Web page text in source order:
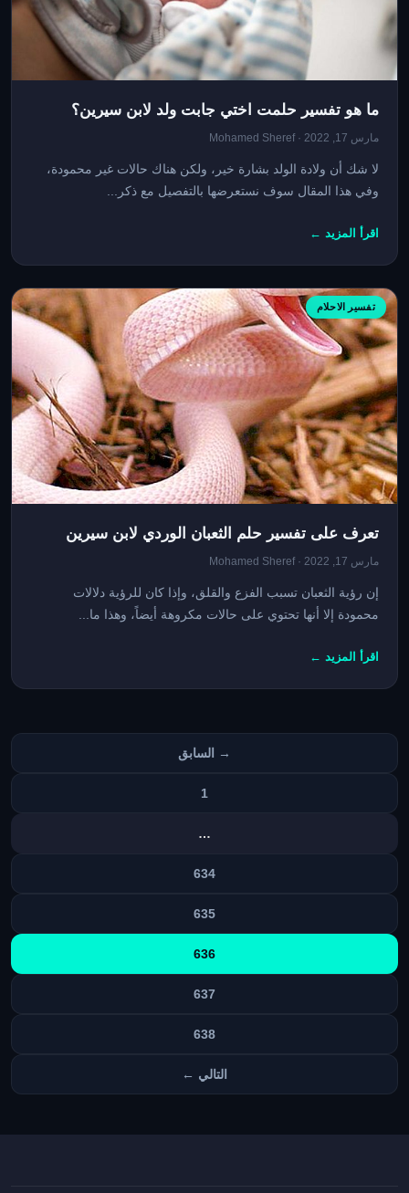
ما هو تفسير حلمت اختي جابت ولد لابن سيرين؟
مارس 17, 2022 · Mohamed Sheref
لا شك أن ولادة الولد بشارة خير، ولكن هناك حالات غير محمودة،
وفي هذا المقال سوف نستعرضها بالتفصيل مع ذكر...
اقرأ المزيد ←
تفسير الاحلام
تعرف على تفسير حلم الثعبان الوردي لابن سيرين
مارس 17, 2022 · Mohamed Sheref
إن رؤية الثعبان تسبب الفزع والقلق، وإذا كان للرؤية دلالات
محمودة إلا أنها تحتوي على حالات مكروهة أيضاً، وهذا ما...
اقرأ المزيد ←
تعدد
صفحات
→ السابق
1
…
634
635
636
637
638
التالي ←